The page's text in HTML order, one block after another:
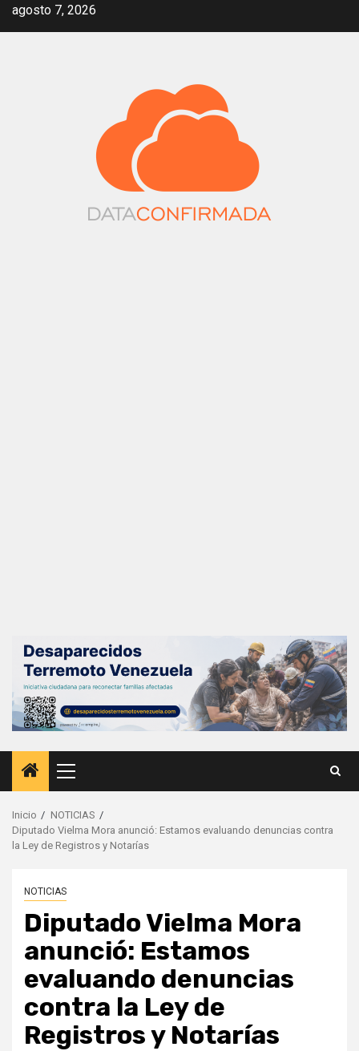
Saltar
agosto 7, 2026
Menú
principal
Inicio
NOTICIAS
Diputado Vielma Mora anunció: Estamos evaluando denuncias contra
la Ley de Registros y Notarías
NOTICIAS
Diputado Vielma Mora
anunció: Estamos
evaluando denuncias
contra la Ley de
Registros y Notarías